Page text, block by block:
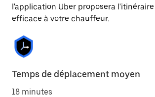
l'application Uber proposera
efficace à votre chauffeur.
Temps de déplacement moyen
18 minutes